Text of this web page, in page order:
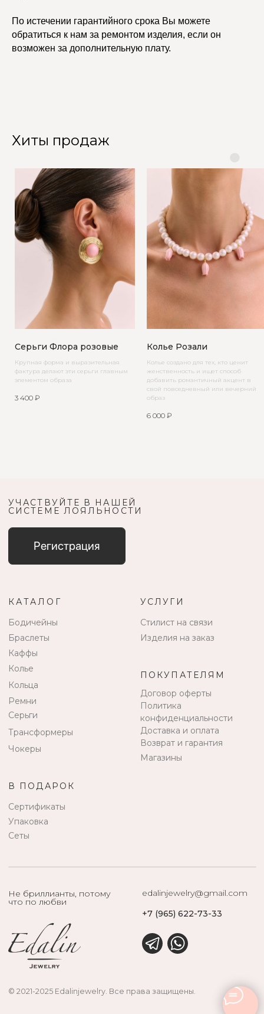
По истечении гарантийного срока Вы можете
обратиться к нам за ремонтом изделия, если он
возможен за дополнительную плату.
Хиты продаж
Серьги Флора розовые
Крупная форма и выразительная
фактура делают эти серьги главным
элементом образа
3 400 ₽
Колье Розали
Колье создано для тех, кто ценит
женственность и ищет способ
добавить романтичный акцент в
свой повседневный или вечерний
образ
6 000 ₽